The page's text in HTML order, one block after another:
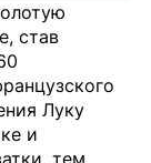
став
Луку
и